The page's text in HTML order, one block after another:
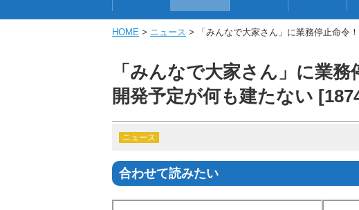
HOME > ニュース > 「みんなで大家さん」に業務停止命令
「みんなで大家さん」に業
開発予定が何も建たない
ニュース
合わせて読みたい